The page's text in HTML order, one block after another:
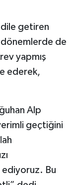
getiren
dönemlerde de
yapmış
ederek,
Alp
geçtiğini
Bu